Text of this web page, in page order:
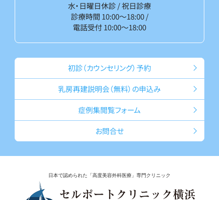
水・日曜日休診 / 祝日診療
診療時間 10:00～18:00 /
電話受付 10:00～18:00
初診（カウンセリング）予約
乳房再建説明会（無料）の申込み
症例集閲覧フォーム
お問合せ
日本で認められた「高度美容外科医療」専門クリニック